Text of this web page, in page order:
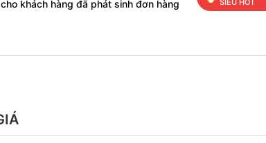
khách hàng đã phát sinh đơn hàng
SIÊU HOT